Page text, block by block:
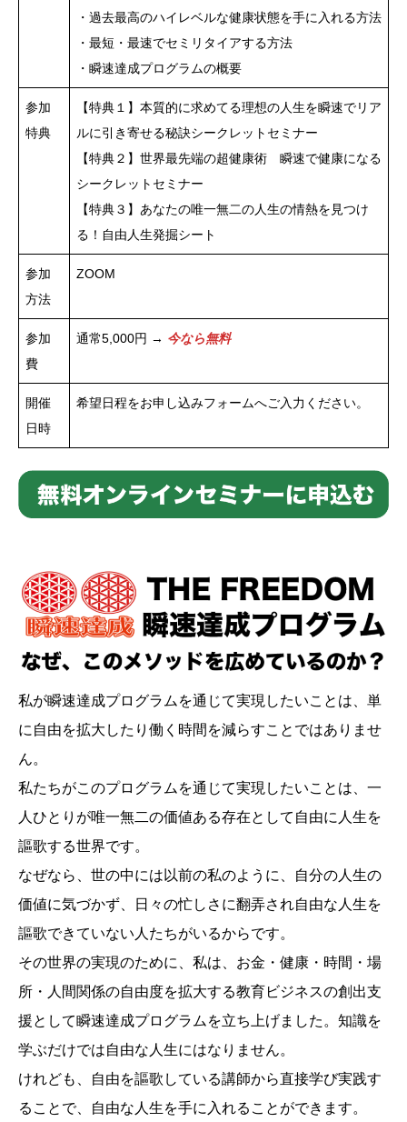
・過去最高のハイレベルな健康状態を手に入れる方法
・最短・最速でセミリタイアする方法
・瞬速達成プログラムの概要
参加
特典
【特典１】本質的に求めてる理想の人生を瞬速でリア
ルに引き寄せる秘訣シークレットセミナー
【特典２】世界最先端の超健康術 瞬速で健康になる
シークレットセミナー
【特典３】あなたの唯一無二の人生の情熱を見つけ
る！自由人生発掘シート
参加
方法
ZOOM
参加
費
通常5,000円 → 今なら無料
開催
日時
希望日程をお申し込みフォームへご入力ください。
私が瞬速達成プログラムを通じて実現したいことは、単
に自由を拡大したり働く時間を減らすことではありませ
ん。
私たちがこのプログラムを通じて実現したいことは、一
人ひとりが唯一無二の価値ある存在として自由に人生を
謳歌する世界です。
なぜなら、世の中には以前の私のように、自分の人生の
価値に気づかず、日々の忙しさに翻弄され自由な人生を
謳歌できていない人たちがいるからです。
その世界の実現のために、私は、お金・健康・時間・場
所・人間関係の自由度を拡大する教育ビジネスの創出支
援として瞬速達成プログラムを立ち上げました。知識を
学ぶだけでは自由な人生にはなりません。
けれども、自由を謳歌している講師から直接学び実践す
ることで、自由な人生を手に入れることができます。